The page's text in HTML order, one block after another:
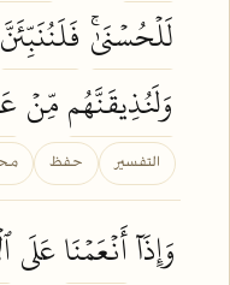
لَلۡحُسۡنَىٰۚ فَلَنُنَبِّئَنَّ
وَلَنُذِيقَنَّهُممِّنۡ
التفسير حفظ
وَإِذَآأَنۡعَمۡنَاعَلَى